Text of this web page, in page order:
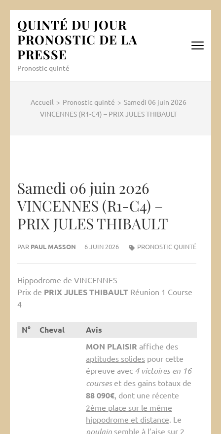
contenu
(Pressez
Entrée)
QUINTÉ DU JOUR
PRONOSTIC DE LA
PRESSE
Pronostic quinté
Accueil > Pronostic quinté > Samedi 06 juin 2026
VINCENNES (R1-C4) – PRIX JULES THIBAULT
Samedi 06 juin 2026
VINCENNES (R1-C4) –
PRIX JULES THIBAULT
PAR PAUL MASSON 6 JUIN 2026 PRONOSTIC QUINTÉ
Hippodrome de VINCENNES
Prix de PRIX JULES THIBAULT Réunion 1 Course
4
N° Cheval Avis
MON PLAISIR affiche des
aptitudes solidespour cette
épreuve avec 4 victoires en 16
courseset des gains totaux de
88 090€, dont une récente
2ème place sur le même
hippodrome et distance. Le
poulainsemble à l’aise sur 2